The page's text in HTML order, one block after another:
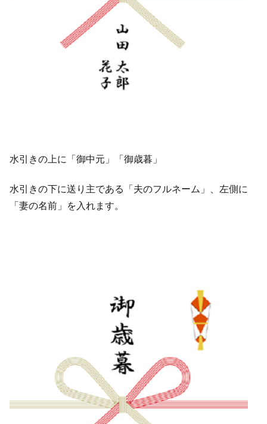
水引きの上に「御中元」「御歳暮」
水引きの下に送り主である「夫のフルネーム」、左側に
「妻の名前」を入れます。